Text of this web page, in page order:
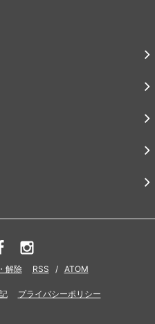
解除 RSS / ATOM
プライバシーポリシー